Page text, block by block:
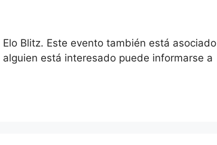
Blitz. Este evento también está asociado
está interesado puede informarse a